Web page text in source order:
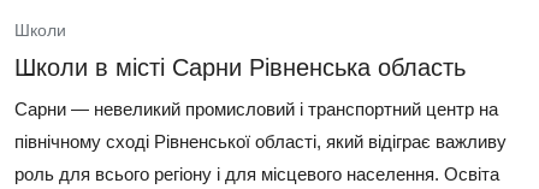
Школи
Школи в місті Сарни Рівненська область
Сарни — невеликий промисловий і транспортний центр на
північному сході Рівненської області, який відіграє важливу
роль для всього регіону і для місцевого населення. Освіта